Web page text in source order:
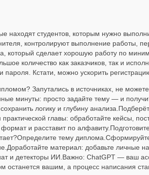
находят студентов, которым нужно
контролируют выполнение работы,
который сделает хорошую работу по
количество как заказчиков, так и
Кстати, можно ускорить
Запутались в источниках, не
минуты: просто задайте тему — и
логику и глубину
главы: обработайте кейсы,
и расставит по
тему
материал: добавьте личные
и детекторы ИИ.Важно: ChatGPT — ваш
останется вашим, а процесс написания